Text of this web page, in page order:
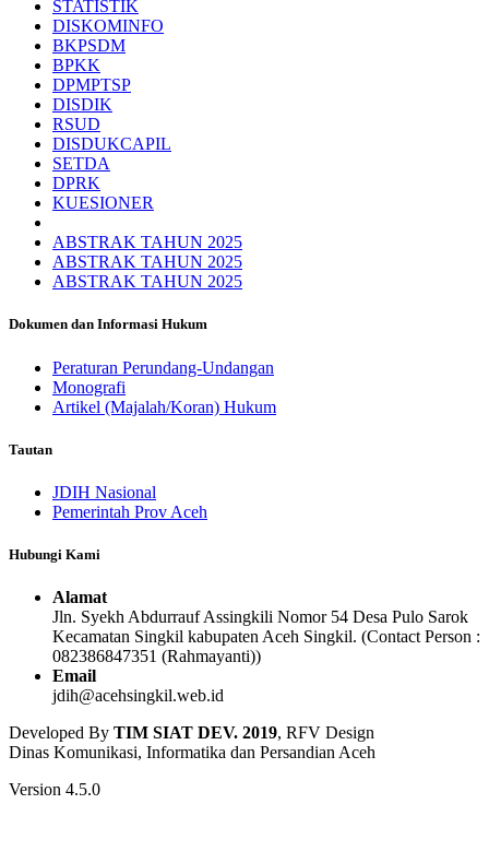
STATISTIK
DISKOMINFO
BKPSDM
BPKK
DPMPTSP
DISDIK
RSUD
DISDUKCAPIL
SETDA
DPRK
KUESIONER
ABSTRAK TAHUN 2025
ABSTRAK TAHUN 2025
ABSTRAK TAHUN 2025
Dokumen dan Informasi Hukum
Peraturan Perundang-Undangan
Monografi
Artikel (Majalah/Koran) Hukum
Tautan
JDIH Nasional
Pemerintah Prov Aceh
Hubungi Kami
Alamat
Jln. Syekh Abdurrauf Assingkili Nomor 54 Desa Pulo Sarok
Kecamatan Singkil kabupaten Aceh Singkil. (Contact Person :
082386847351 (Rahmayanti))
Email
jdih@acehsingkil.web.id
Developed By TIM SIAT DEV. 2019, RFV Design
Dinas Komunikasi, Informatika dan Persandian Aceh
Version 4.5.0